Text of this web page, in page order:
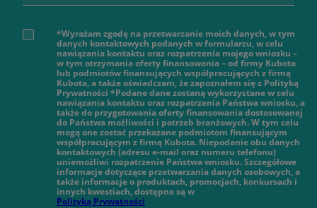
*Wyrażam zgodę na przetwarzanie moich danych, w tym
danych kontaktowych podanych w formularzu, w celu
nawiązania kontaktu oraz rozpatrzenia mojego wniosku –
w tym otrzymania oferty finansowania – od firmy Kubota
lub podmiotów finansujących współpracujących z firmą
Kubota, a także oświadczam, że zapoznałem się z Polityką
Prywatności *Podane dane zostaną wykorzystane w celu
nawiązania kontaktu oraz rozpatrzenia Państwa wniosku, a
także do przygotowania oferty finansowania dostosowanej
do Państwa możliwości i potrzeb branżowych. W tym celu
mogą one zostać przekazane podmiotom finansującym
współpracującym z firmą Kubota. Niepodanie obu danych
kontaktowych (adresu e-mail oraz numeru telefonu)
uniemożliwi rozpatrzenie Państwa wniosku. Szczegółowe
informacje dotyczące przetwarzania danych osobowych, a
także informacje o produktach, promocjach, konkursach i
innych kwestiach, dostępne są w
Polityką Prywatności